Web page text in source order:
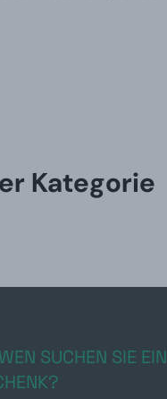
Kategorie
SUCHEN SIE EIN